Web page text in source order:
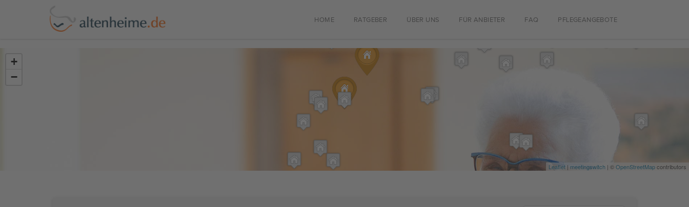
HOME RATGEBER ÜBER UNS FÜR ANBIETER FAQ PFLEGEANGEBOTE
+
−
Leaflet | meetingswitch | ©OpenStreetMapcontributors